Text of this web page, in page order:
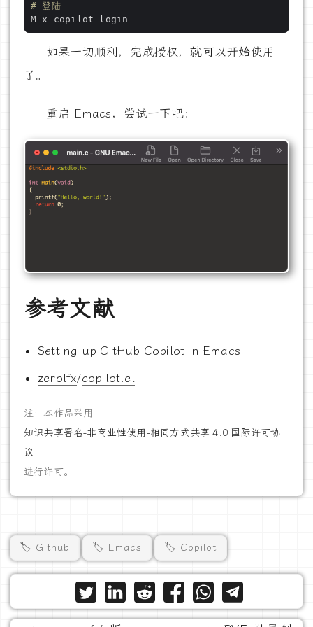
# 登陆
如果一切顺利，完成授权，就可以开始使用
了。
重启 Emacs，尝试一下吧：
参考文献
Setting up GitHub Copilot in Emacs
zerolfx/copilot.el
注：本作品采用
知识共享署名-非商业性使用-相同方式共享 4.0 国际许可协
议
进行许可。
🏷️ Github 🏷️ Emacs 🏷️ Copilot